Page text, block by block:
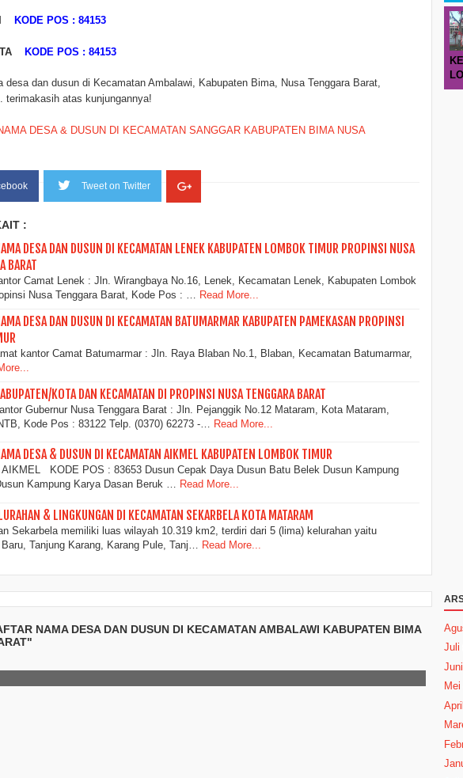
KODE POS : 84153
KODE POS : 84153
desa dan dusun di Kecamatan Ambalawi, Kabupaten Bima, Nusa Tenggara Barat,
terimakasih atas kunjungannya!
DESA & DUSUN DI KECAMATAN SANGGAR KABUPATEN BIMA NUSA
Tweet on Twitter
:
DESA DAN DUSUN DI KECAMATAN LENEK KABUPATEN LOMBOK TIMUR PROPINSI NUSA
BARAT
Camat Lenek : Jln. Wirangbaya No.16, Lenek, Kecamatan Lenek, Kabupaten Lombok
Nusa Tenggara Barat, Kode Pos : …
Read More...
DESA DAN DUSUN DI KECAMATAN BATUMARMAR KABUPATEN PAMEKASAN PROPINSI
Camat Batumarmar : Jln. Raya Blaban No.1, Blaban, Kecamatan Batumarmar,
KOTA DAN KECAMATAN DI PROPINSI NUSA TENGGARA BARAT
Gubernur Nusa Tenggara Barat : Jln. Pejanggik No.12 Mataram, Kota Mataram,
Kode Pos : 83122 Telp. (0370) 62273 -… Read More...
DESA & DUSUN DI KECAMATAN AIKMEL KABUPATEN LOMBOK TIMUR
AIKMEL KODE POS : 83653 Dusun Cepak Daya Dusun Batu Belek Dusun Kampung
Kampung Karya Dasan Beruk … Read More...
& LINGKUNGAN DI KECAMATAN SEKARBELA KOTA MATARAM
Sekarbela memiliki luas wilayah 10.319 km2, terdiri dari 5 (lima) kelurahan yaitu
Tanjung Karang, Karang Pule, Tanj…
Read More...
NAMA DESA DAN DUSUN DI KECAMATAN AMBALAWI KABUPATEN BIMA
Juli
Juni
Mei
April